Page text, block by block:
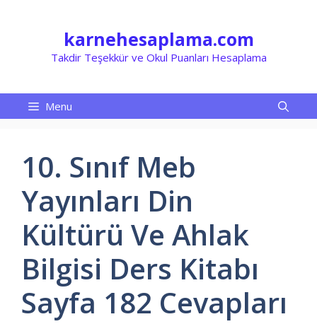
karnehesaplama.com
Takdir Teşekkür ve Okul Puanları Hesaplama
Menu
10. Sınıf Meb
Yayınları Din
Kültürü Ve Ahlak
Bilgisi Ders Kitabı
Sayfa 182 Cevapları